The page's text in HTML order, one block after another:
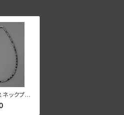
ネックプロ
正規品】